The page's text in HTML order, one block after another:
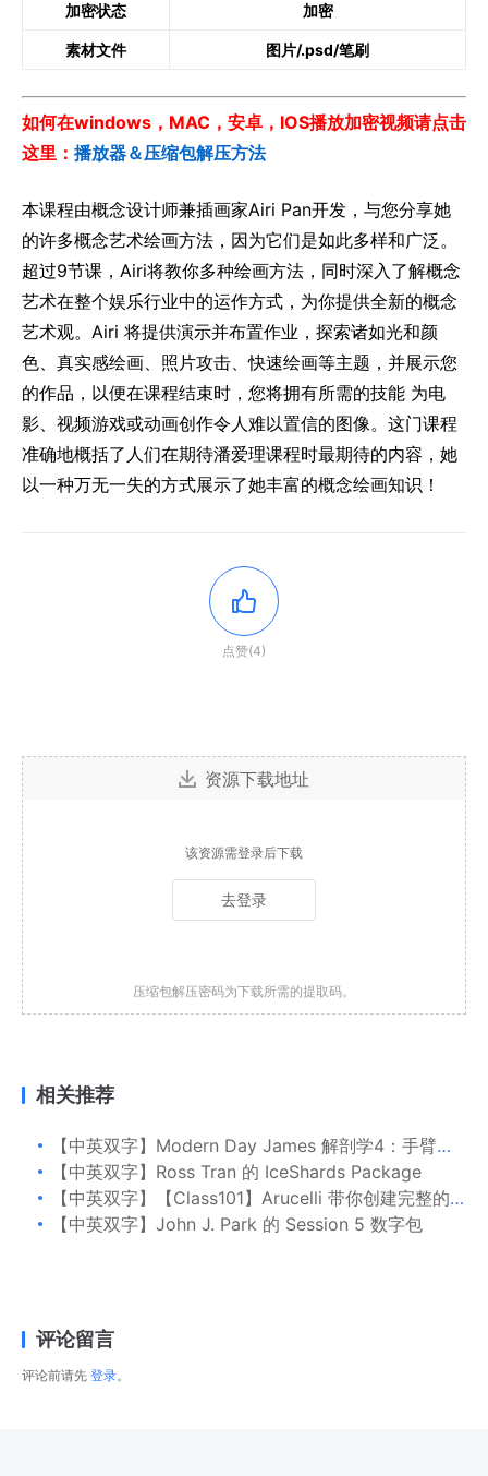
加密状态 加密
素材文件 图片/.psd/笔刷
如何在windows，MAC，安卓，IOS播放加密视频请点击
这里： 播放器＆压缩包解压方法
本课程由概念设计师兼插画家Airi Pan开发，与您分享她
的许多概念艺术绘画方法，因为它们是如此多样和广泛。
超过9节课，Airi将教你多种绘画方法，同时深入了解概念
艺术在整个娱乐行业中的运作方式，为你提供全新的概念
艺术观。Airi 将提供演示并布置作业，探索诸如光和颜
色、真实感绘画、照片攻击、快速绘画等主题，并展示您
的作品，以便在课程结束时，您将拥有所需的技能 为电
影、视频游戏或动画创作令人难以置信的图像。这门课程
准确地概括了人们在期待潘爱理课程时最期待的内容，她
以一种万无一失的方式展示了她丰富的概念绘画知识！
点赞(4)
资源下载地址
该资源需登录后下载
去登录
压缩包解压密码为下载所需的提取码。
相关推荐
【中英双字】Modern Day James 解剖学4：手臂和手
【中英双字】Ross Tran 的 IceShards Package
【中英双字】【Class101】Arucelli 带你创建完整的角色设计
【中英双字】John J. Park 的 Session 5 数字包
评论留言
评论前请先 登录。